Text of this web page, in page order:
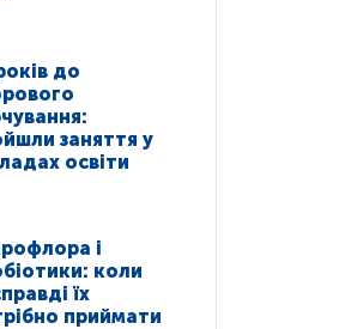
до
заняття у
освіти
і
коли
їх
приймати